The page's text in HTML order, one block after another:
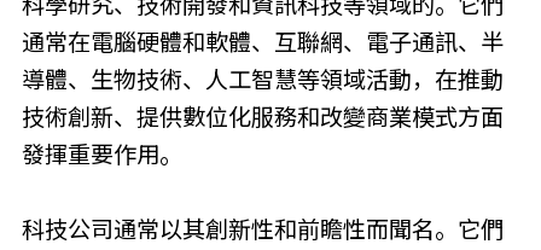
通常在電腦硬體和軟體、互聯網、電子通訊、半
導體、生物技術、人工智慧等領域活動，在推動
技術創新、提供數位化服務和改變商業模式方面
發揮重要作用。
科技公司通常以其創新性和前瞻性而聞名。它們